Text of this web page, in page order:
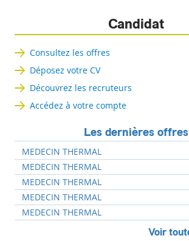
Candidat
Consultez les offres
Déposez votre CV
Découvrez les recruteurs
Accédez à votre compte
Les dernières offres
MEDECIN THERMAL
MEDECIN THERMAL
MEDECIN THERMAL
MEDECIN THERMAL
MEDECIN THERMAL
Voir